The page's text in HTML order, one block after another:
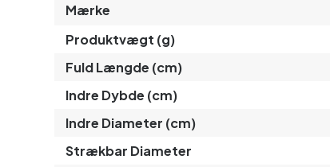
Mærke
Produktvægt (g)
Fuld Længde (cm)
Indre Dybde (cm)
Indre Diameter (cm)
Strækbar Diameter